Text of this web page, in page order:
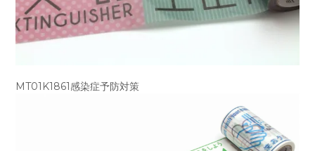
MT01K1861感染症予防対策